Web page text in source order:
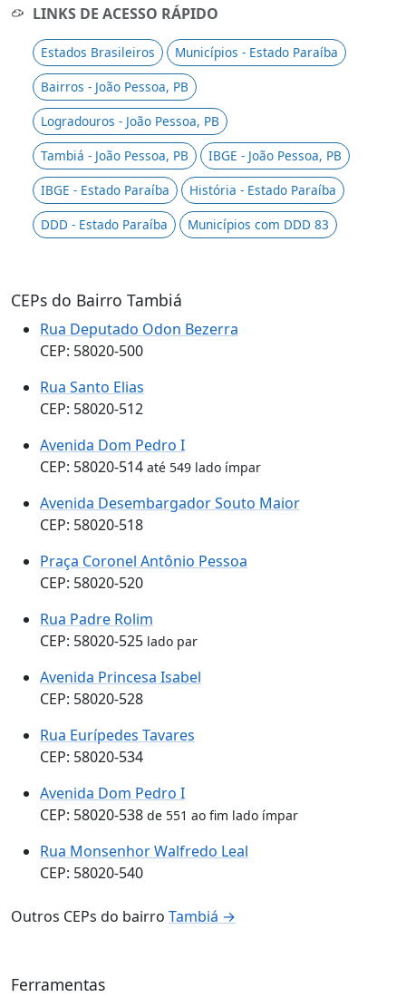
LINKS DE ACESSO RÁPIDO
Estados Brasileiros
Municípios - Estado Paraíba
Bairros - João Pessoa, PB
Logradouros - João Pessoa, PB
Tambiá - João Pessoa, PB
IBGE - João Pessoa, PB
IBGE - Estado Paraíba
História - Estado Paraíba
DDD - Estado Paraíba
Municípios com DDD 83
CEPs do Bairro Tambiá
Rua Deputado Odon Bezerra
CEP: 58020-500
Rua Santo Elias
CEP: 58020-512
Avenida Dom Pedro I
CEP: 58020-514 até 549 lado ímpar
Avenida Desembargador Souto Maior
CEP: 58020-518
Praça Coronel Antônio Pessoa
CEP: 58020-520
Rua Padre Rolim
CEP: 58020-525 lado par
Avenida Princesa Isabel
CEP: 58020-528
Rua Eurípedes Tavares
CEP: 58020-534
Avenida Dom Pedro I
CEP: 58020-538 de 551 ao fim lado ímpar
Rua Monsenhor Walfredo Leal
CEP: 58020-540
Outros CEPs do bairro Tambiá →
Ferramentas